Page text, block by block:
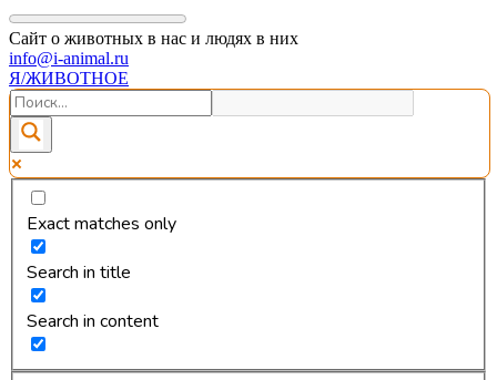
Сайт о животных в нас и людях в них
info@i-animal.ru
Я/ЖИВОТНОЕ
Exact matches only
Search in title
Search in content